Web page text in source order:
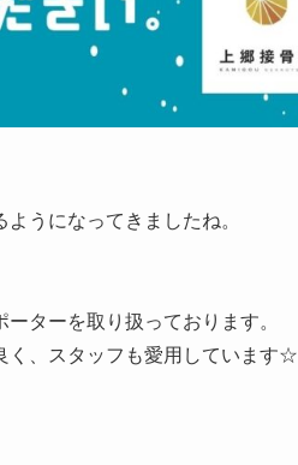
うになってきましたね。
ターを取り扱っております。
く、スタッフも愛用しています☆